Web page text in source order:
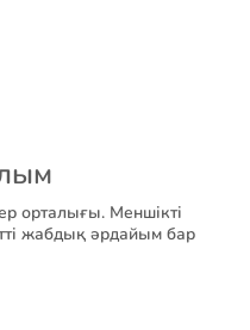
орталығы. Меншікті
жабдық әрдайым бар